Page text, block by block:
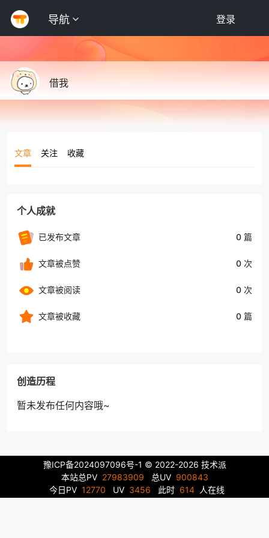
导航 登录
借我
文章 关注 收藏
个人成就
已发布文章 0 篇
文章被点赞 0 次
文章被阅读 0 次
文章被收藏 0 篇
创造历程
暂未发布任何内容哦~
豫ICP备2024097096号-1 © 2022-2026 技术派
本站总PV 27983909 总UV 900843
今日PV 12770 UV 3456 此时 614 人在线